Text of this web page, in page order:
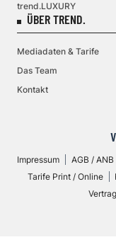
trend.LUXURY
ÜBER TREND.
Mediadaten & Tarife
Das Team
Kontakt
Impressum AGB / ANB
Tarife Print / Online